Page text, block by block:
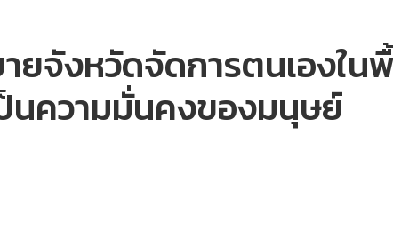
ยจังหวัดจัดการตนเองใ
นความมั่นคงของมนุษย์